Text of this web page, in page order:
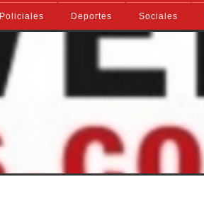
Policiales Deportes Sociales